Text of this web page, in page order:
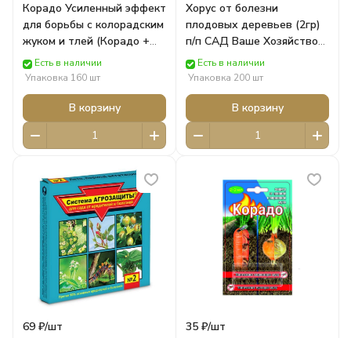
Корадо Усиленный эффект
для борьбы с колорадским
жуком и тлей (Корадо +
Панэм) 1мл+2мл в пак.
САД Ваше Хозяйство ВСЕ
ДЛЯ САДА
Есть в наличии
Упаковка 160 шт
В корзину
Хорус от болезни
плодовых деревьев (2гр)
п/п САД Ваше Хозяйство
ВСЕ ДЛЯ САДА
Есть в наличии
Упаковка 200 шт
В корзину
69 ₽/шт
35 ₽/шт